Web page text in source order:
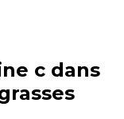
c dans